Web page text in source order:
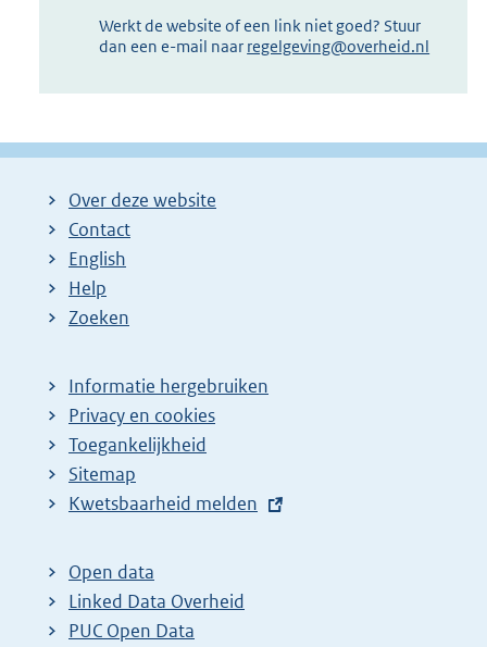
Werkt de website of een link niet goed? Stuur
dan een e-mail naar regelgeving@overheid.nl
Over deze website
Contact
English
Help
Zoeken
Informatie hergebruiken
Privacy en cookies
Toegankelijkheid
Sitemap
E
t
e
r
Kwetsbaarheid melden
Open data
Linked Data Overheid
PUC Open Data